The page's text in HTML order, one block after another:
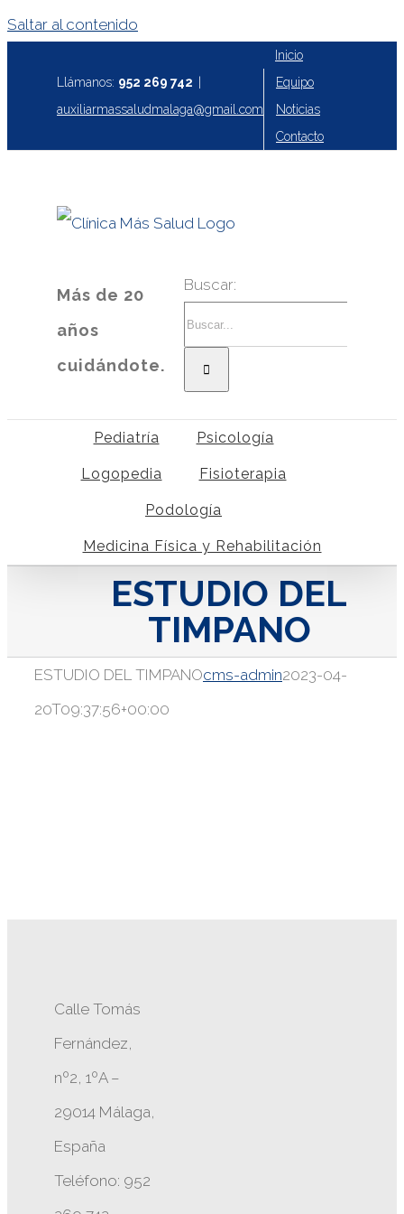
Saltar al contenido
Llámanos: 952 269 742
auxiliarmassaludmalaga@gmail.com
Inicio
Equipo
Noticias
Contacto
Más de 20
años
cuidándote.
Buscar:
Pediatría Psicología
Logopedia Fisioterapia
Podología
Medicina Física y Rehabilitación
ESTUDIO DEL
TIMPANO
ESTUDIO DEL TIMPANOcms-admin2023-04-
20T09:37:56+00:00
Calle Tomás
Fernández,
nº2, 1ºA –
29014 Málaga,
España
Teléfono: 952